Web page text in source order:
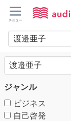
ジャンル
ビジネス
自己啓発